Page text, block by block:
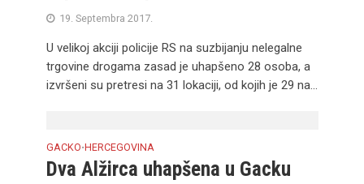
19. Septembra 2017.
U velikoj akciji policije RS na suzbijanju nelegalne
trgovine drogama zasad je uhapšeno 28 osoba, a
izvršeni su pretresi na 31 lokaciji, od kojih je 29 na...
GACKO•HERCEGOVINA
Dva Alžirca uhapšena u Gacku